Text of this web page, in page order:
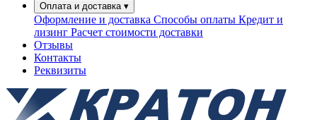
Оплата и доставка ▾
Оформление и доставка Способы оплаты Кредит и
лизинг Расчет стоимости доставки
Отзывы
Контакты
Реквизиты